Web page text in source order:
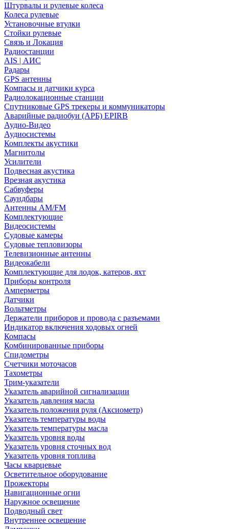
Штурвалы и рулевые колеса
Колеса рулевые
Установочные втулки
Стойки рулевые
Связь и Локация
Радиостанции
AIS | АИС
Радары
GPS антенны
Компасы и датчики курса
Радиолокационные станции
Спутниковые GPS трекеры и коммуникаторы
Аварийные радиобуи (АРБ) EPIRB
Аудио-Видео
Аудиосистемы
Комплекты акустики
Магнитолы
Усилители
Подвесная акустика
Врезная акустика
Сабвуферы
Саундбары
Антенны AM/FM
Комплектующие
Видеосистемы
Судовые камеры
Cудовые тепловизоры
Телевизионные антенны
Видеокабели
Комплектующие для лодок, катеров, яхт
Приборы контроля
Амперметры
Датчики
Вольтметры
Держатели приборов и провода с разъемами
Индикатор включения ходовых огней
Компасы
Комбинированные приборы
Спидометры
Счетчики моточасов
Тахометры
Трим-указатели
Указатель аварийной сигнализации
Указатель давления масла
Указатель положения руля (Аксиометр)
Указатель температуры воды
Указатель температуры масла
Указатель уровня воды
Указатель уровня сточных вод
Указатель уровня топлива
Часы кварцевые
Осветительное оборудование
Прожекторы
Навигационные огни
Наружное освещение
Подводный свет
Внутреннее освещение